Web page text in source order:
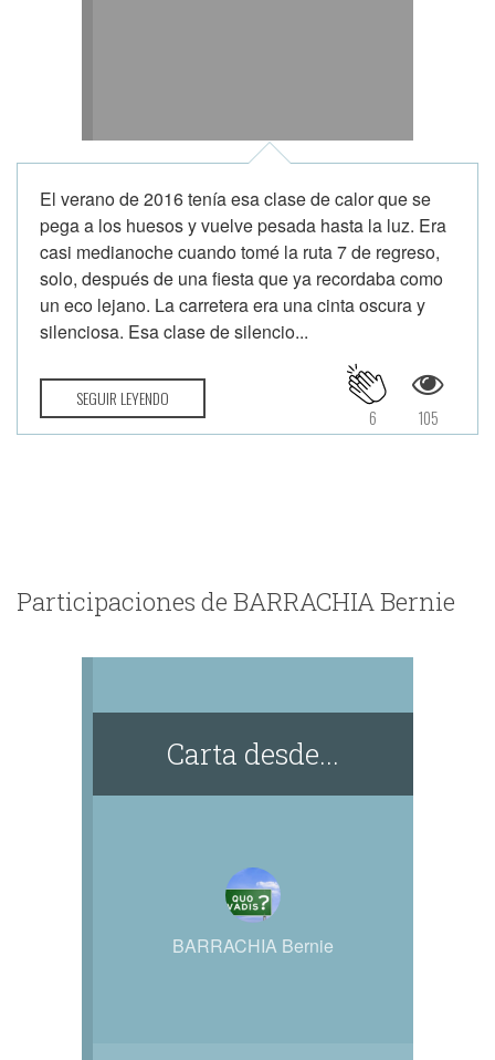
El verano de 2016 tenía esa clase de calor que se
pega a los huesos y vuelve pesada hasta la luz. Era
casi medianoche cuando tomé la ruta 7 de regreso,
solo, después de una fiesta que ya recordaba como
un eco lejano. La carretera era una cinta oscura y
silenciosa. Esa clase de silencio...
SEGUIR LEYENDO
105
6
Participaciones de BARRACHIA Bernie
Carta desde...
BARRACHIA Bernie